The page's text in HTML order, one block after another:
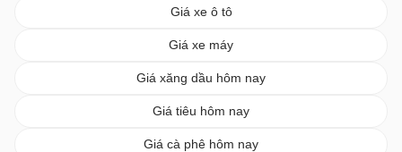
Giá xe ô tô
Giá xe máy
Giá xăng dầu hôm nay
Giá tiêu hôm nay
Giá cà phê hôm nay